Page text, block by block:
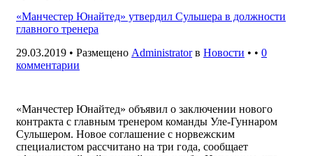
«Манчестер Юнайтед» утвердил Сульшера в должности
главного тренера
29.03.2019 • Размещено Administratorв Новости • • 0
комментарии
«Манчестер Юнайтед» объявил о заключении нового
контракта с главным тренером команды Уле-Гуннаром
Сульшером. Новое соглашение с норвежским
специалистом рассчитано на три года, сообщает